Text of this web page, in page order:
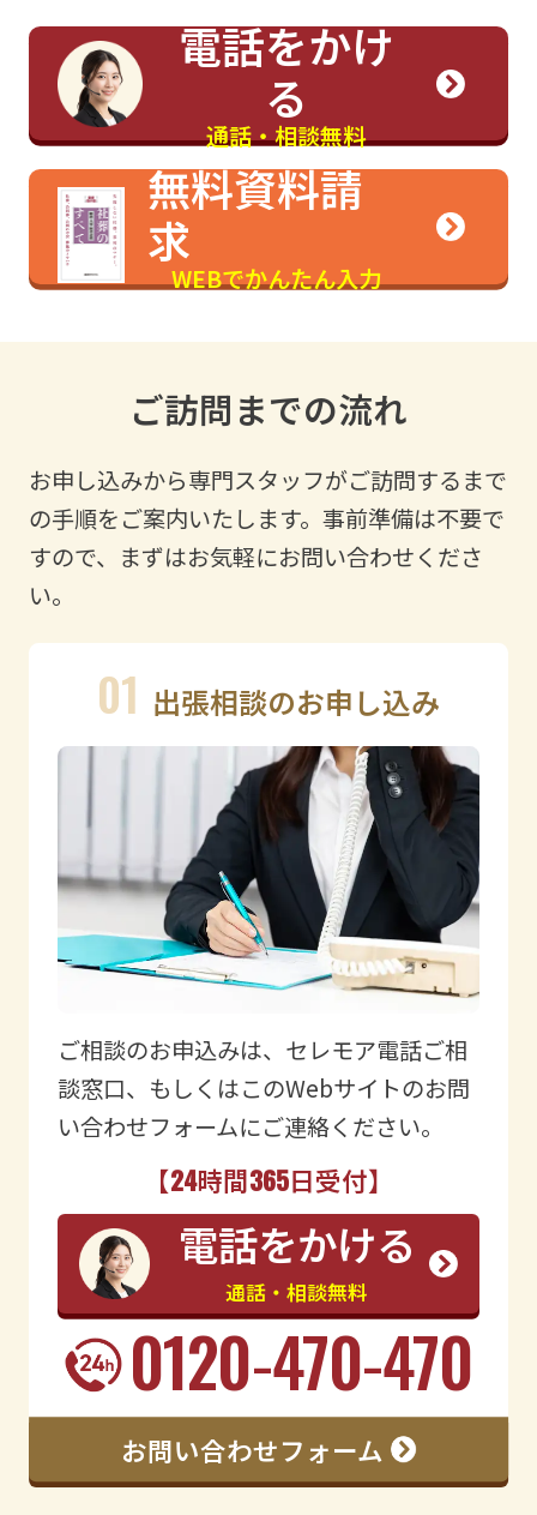
電話をかけ
る
通話・相談無料
WEBでかんたん入力
無料資料請
求
ご訪問までの流れ
お申し込みから専門スタッフがご訪問するまで
の手順をご案内いたします。 事前準備は不要で
すので、まずはお気軽にお問い合わせくださ
い。
01 出張相談のお申し込み
ご相談のお申込みは、セレモア電話ご相
談窓口、もしくはこのWebサイトのお問
い合わせフォームにご連絡ください。
【24時間365日受付】
電話をかける
通話・相談無料
0120-470-470
お問い合わせフォーム